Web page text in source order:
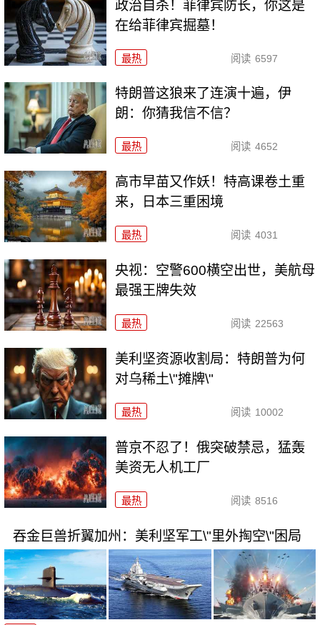
政治自杀！菲律宾防长，你这是
在给菲律宾掘墓！
最热 阅读 6597
特朗普这狼来了连演十遍，伊
朗：你猜我信不信？
最热 阅读 4652
高市早苗又作妖！特高课卷土重
来，日本三重困境
最热 阅读 4031
央视：空警600横空出世，美航母
最强王牌失效
最热 阅读 22563
美利坚资源收割局：特朗普为何
对乌稀土\"摊牌\"
最热 阅读 10002
普京不忍了！俄突破禁忌，猛轰
美资无人机工厂
最热 阅读 8516
吞金巨兽折翼加州：美利坚军工\"里外掏空\"困局